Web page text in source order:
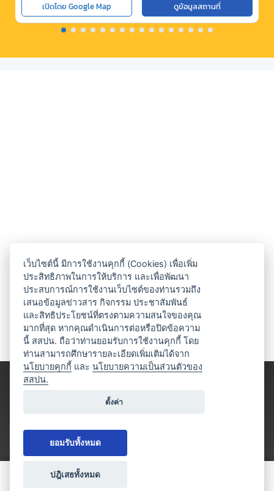
เปิดโดย Google Map ดูข้อมูลสถานที่
เว็บไซต์นี้ มีการใช้งานคุกกี้ (Cookies) เพื่อเพิ่ม
ประสิทธิภาพในการให้บริการ และเพื่อพัฒนา
ประสบการณ์การใช้งานเว็บไซต์ของท่านรวมถึง
เสนอข้อมูลข่าวสาร กิจกรรม ประชาสัมพันธ์
และสิทธิประโยชน์ที่ตรงตามความสนใจของคุณ
มากที่สุด หากคุณดำเนินการต่อหรือปิดข้อความ
นี้ สสปน. ถือว่าท่านยอมรับการใช้งานคุกกี้ โดย
ท่านสามารถศึกษารายละเอียดเพิ่มเติมได้จาก
นโยบายคุกกี้ และนโยบายความเป็นส่วนตัวของ
สสปน.
ตั้งค่า
ยอมรับทั้งหมด
ปฎิเสธทั้งหมด